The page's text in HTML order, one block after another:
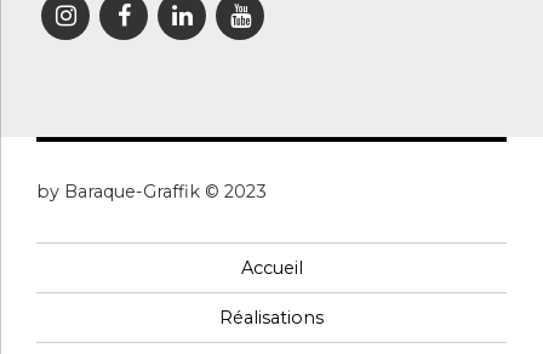
by Baraque-Graffik © 2023
Accueil
Réalisations